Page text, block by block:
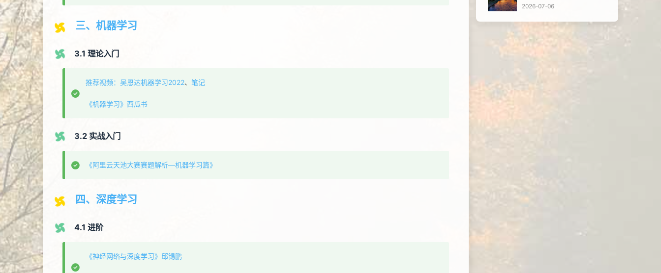
三、机器学习
3.1 理论入门
推荐视频：吴恩达机器学习2022、 笔记
《机器学习》西瓜书
3.2 实战入门
《阿里云天池大赛赛题解析—机器学习篇》
四、深度学习
4.1 进阶
《神经网络与深度学习》邱锡鹏
2026-07-06